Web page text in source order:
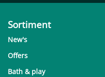
Sortiment
New's
Offers
Bath & play